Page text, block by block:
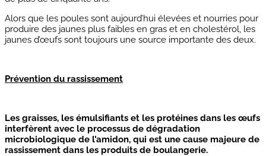
Alors que les poules sont aujourd’hui élevées et nourries pour
produire des jaunes plus faibles en gras et en cholestérol, les
jaunes d’œufs sont toujours une source importante des deux.
Prévention du rassissement
Les graisses, les émulsifiants et les protéines dans les œufs
interfèrent avec le processus de dégradation
microbiologique de l’amidon, qui est une cause majeure de
rassissement dans les produits de boulangerie.